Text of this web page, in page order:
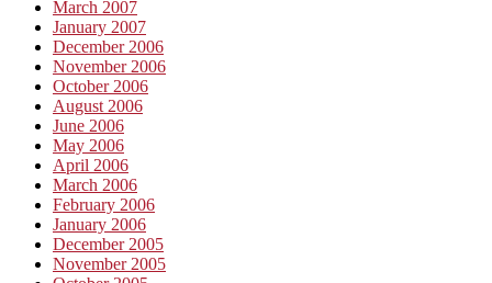
March 2007
January 2007
December 2006
November 2006
October 2006
August 2006
June 2006
May 2006
April 2006
March 2006
February 2006
January 2006
December 2005
November 2005